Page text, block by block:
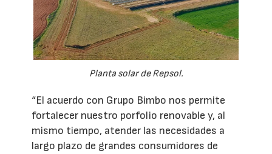
Planta solar de Repsol.
“El acuerdo con Grupo Bimbo nos permite
fortalecer nuestro porfolio renovable y, al
mismo tiempo, atender las necesidades a
largo plazo de grandes consumidores de